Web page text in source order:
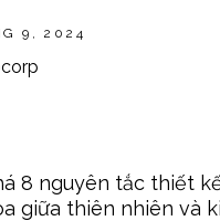
9, 2024
8 nguyên tắc thiết
giữa thiên nhiên và